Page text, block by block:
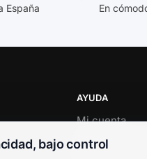
España En
AYUDA
Mi cuenta
Soporte al
bajo control